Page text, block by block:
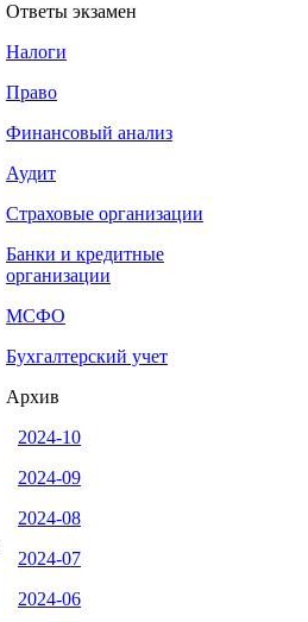
Ответы экзамен
Налоги
Право
Финансовый анализ
Аудит
Страховые организации
Банки и кредитные
организации
МСФО
Бухгалтерский учет
Архив
2024-10
2024-09
2024-08
2024-07
2024-06